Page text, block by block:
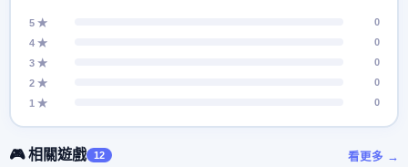
5 ★
0
4 ★
0
3 ★
0
2 ★
0
1 ★
0
🎮 相關遊戲 12 看更多 →